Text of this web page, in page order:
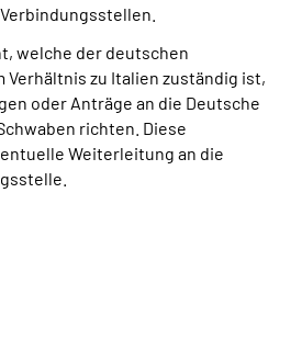
welche der deutschen
zu Italien zuständig ist,
oder Anträge an die Deutsche
richten. Diese
Weiterleitung an die